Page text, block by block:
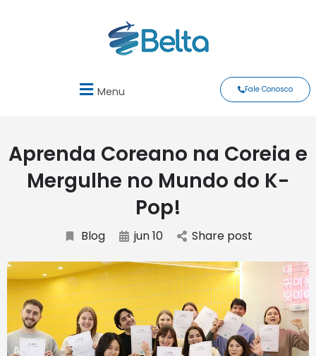
Menu Fale Conosco
Aprenda Coreano na Coreia e
Mergulhe no Mundo do K-
Pop!
Blog jun 10 Share post